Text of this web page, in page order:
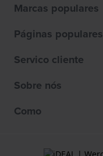
Marcas populares
Páginas populares
Servico cliente
Sobre nós
Como